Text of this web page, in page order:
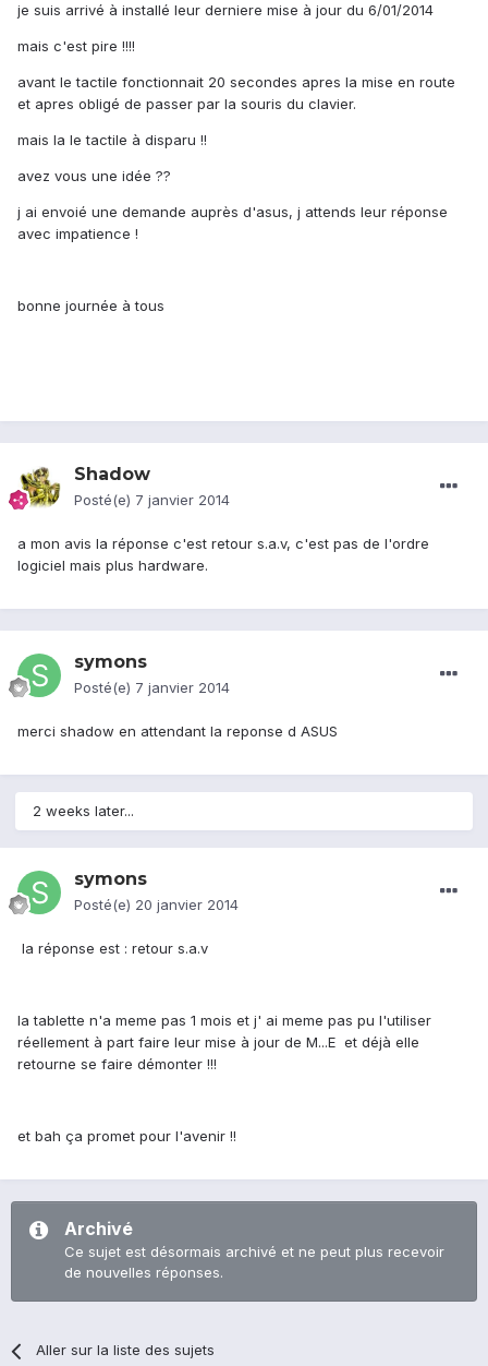
je suis arrivé à installé leur derniere mise à jour du 6/01/2014
mais c'est pire !!!!
avant le tactile fonctionnait 20 secondes apres la mise en route
et apres obligé de passer par la souris du clavier.
mais la le tactile à disparu !!
avez vous une idée ??
j ai envoié une demande auprès d'asus, j attends leur réponse
avec impatience !
bonne journée à tous
Shadow
Posté(e) 7 janvier 2014
a mon avis la réponse c'est retour s.a.v, c'est pas de l'ordre
logiciel mais plus hardware.
symons
Posté(e) 7 janvier 2014
merci shadow en attendant la reponse d ASUS
2 weeks later...
symons
Posté(e) 20 janvier 2014
la réponse est : retour s.a.v
la tablette n'a meme pas 1 mois et j' ai meme pas pu l'utiliser
réellement à part faire leur mise à jour de M...E et déjà elle
retourne se faire démonter !!!
et bah ça promet pour l'avenir !!
Archivé
Ce sujet est désormais archivé et ne peut plus recevoir
de nouvelles réponses.
Aller sur la liste des sujets